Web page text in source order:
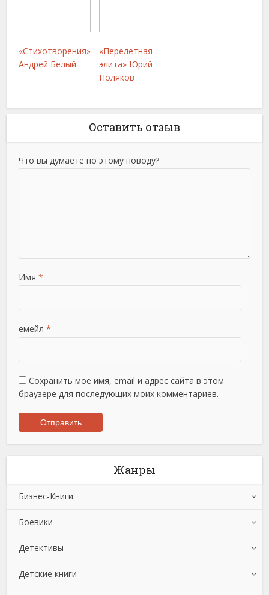
«Стихотворения»
Андрей Белый
«Перелетная
элита» Юрий
Поляков
Оставить отзыв
Что вы думаете по этому поводу?
Имя *
емейл *
Сохранить моё имя, email и адрес сайта в этом
браузере для последующих моих комментариев.
Жанры
Бизнес-Книги
Банковское дело
Бухучет, налогообложение, аудит
Делопроизводство
Боевики
Боевики: Прочее
Криминальные боевики
Детективы
Зарубежные детективы
Детские книги